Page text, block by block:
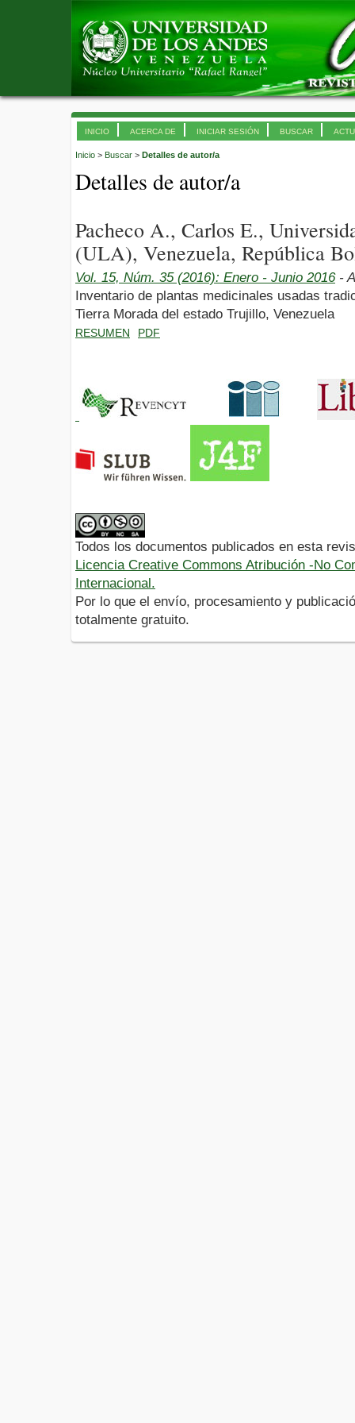
INICIO ACERCA DE INICIAR SESIÓN BUSCAR
Inicio > Buscar > Detalles de autor/a
Detalles de autor/a
Pacheco A., Carlos E.,
(ULA), Venezuela, República
Vol. 15, Núm. 35 (2016): Enero - Junio 2016-
Inventario de plantas medicinales usadas
Tierra Morada del estado Trujillo, Venezuela
RESUMEN PDF
Todos los documentos publicados en esta
Licencia Creative Commons Atribución -No
Internacional.
Por lo que el envío, procesamiento y
totalmente gratuito.